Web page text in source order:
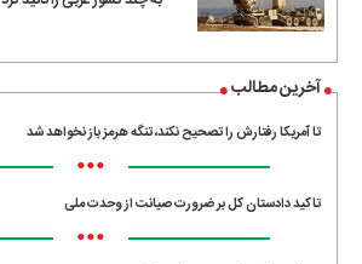
آخرین مطالب
تا آمریکا رفتارش را تصحیح نکند، تنگه هرمز باز نخواهد شد
•••
تاکید دادستان کل بر ضرورت صیانت از وحدت ملی
•••